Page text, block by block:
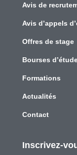
Avis de
Avis d’appels
Offres de stage
Bourses
Formations
Actualités
Contact
Inscrivez-